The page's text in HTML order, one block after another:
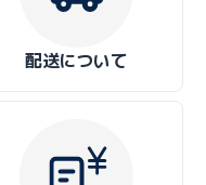
配送について